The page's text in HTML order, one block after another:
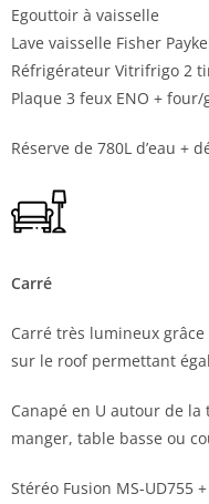
Egouttoir à vaisselle
Lave vaisselle Fisher
Réfrigérateur Vitrifrigo 2
Plaque 3 feux ENO +
Réserve de 780L d’eau +
Carré
Carré très lumineux
sur le roof permettant
Canapé en U autour de
manger, table basse ou
Stéréo Fusion MS-UD755